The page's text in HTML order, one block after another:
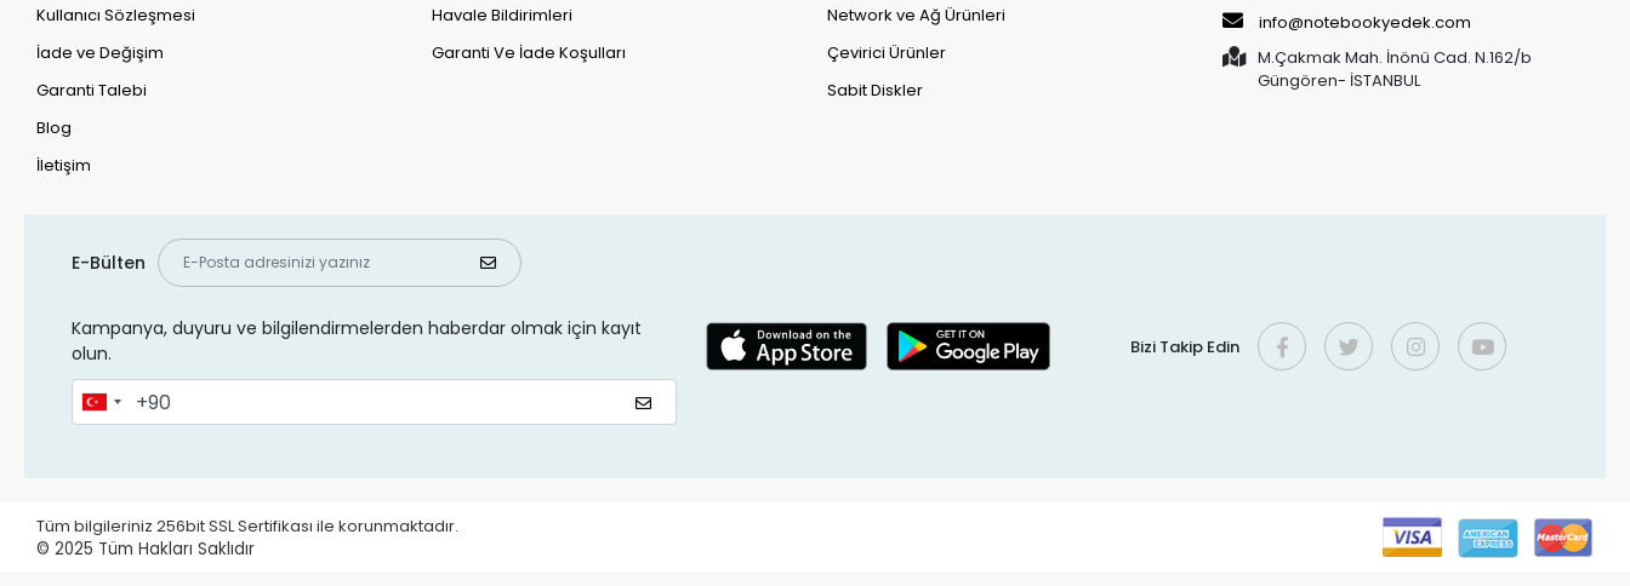
Kullanıcı Sözleşmesi
İade ve Değişim
Garanti Talebi
Blog
İletişim
Havale Bildirimleri
Garanti Ve İade Koşulları
Network ve Ağ Ürünleri
Çevirici Ürünler
Sabit Diskler
info@notebookyedek.com
M.Çakmak Mah. İnönü Cad. N.162/b
Güngören- İSTANBUL
E-Bülten
Kampanya, duyuru ve bilgilendirmelerden haberdar olmak için kayıt
olun.
Bizi Takip Edin
Tüm bilgileriniz 256bit SSL Sertifikası ile korunmaktadır.
© 2025 Tüm Hakları Saklıdır